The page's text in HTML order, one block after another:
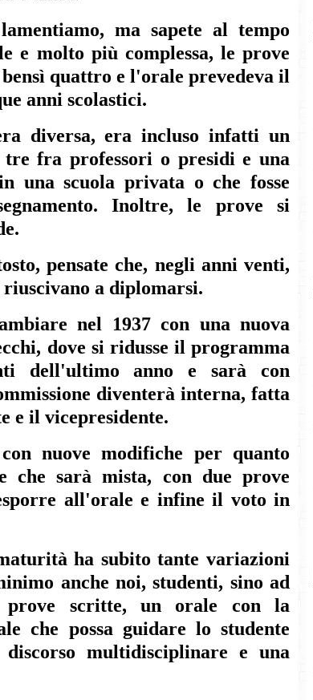
ma sapete al tempo
e molto più complessa, le prove
quattro e l'orale prevedeva il
anni scolastici.
diversa, era incluso infatti un
tre fra professori o presidi e una
una scuola privata o che fosse
Inoltre, le prove si
pensate che, negli anni venti,
a diplomarsi.
nel 1937 con una nuova
dove si ridusse il programma
dell'ultimo anno e sarà con
diventerà interna, fatta
e il vicepresidente.
nuove modifiche per quanto
che sarà mista, con due prove
all'orale e infine il voto in
ha subito tante variazioni
anche noi, studenti, sino ad
scritte, un orale con la
che possa guidare lo studente
multidisciplinare e una